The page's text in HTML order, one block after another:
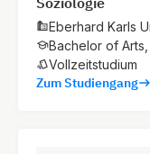
Eberhard Karls
Bachelor of Arts,
Vollzeitstudium
Zum Studiengang